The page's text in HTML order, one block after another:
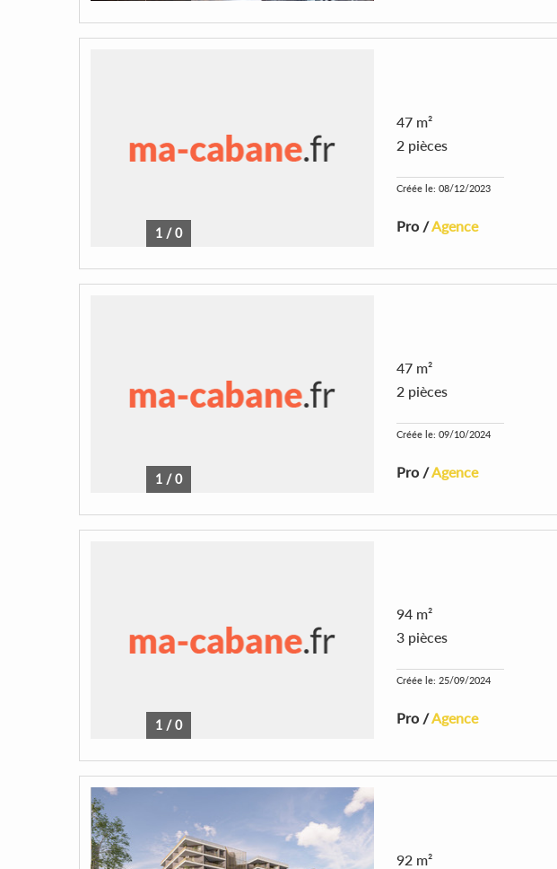
1 /0
47 m²
2 pièces
Créée le: 08/12/2023
Pro /Agence
1 /0
47 m²
2 pièces
Créée le: 09/10/2024
Pro /Agence
1 /0
94 m²
3 pièces
Créée le: 25/09/2024
Pro /Agence
92 m²